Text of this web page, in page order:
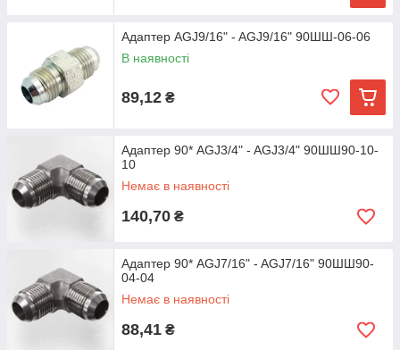
Адаптер AGJ9/16" - AGJ9/16" 90ШШ-06-06
В наявності
89,12 ₴
Адаптер 90* AGJ3/4" - AGJ3/4" 90ШШ90-10-
10
Немає в наявності
140,70 ₴
Адаптер 90* AGJ7/16" - AGJ7/16" 90ШШ90-
04-04
Немає в наявності
88,41 ₴